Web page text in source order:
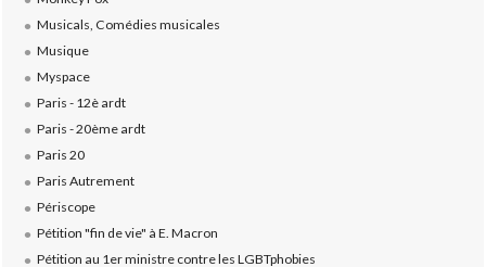
Musicals, Comédies musicales
Musique
Myspace
Paris - 12è ardt
Paris - 20ème ardt
Paris 20
Paris Autrement
Périscope
Pétition "fin de vie" à E. Macron
Pétition au 1er ministre contre les LGBTphobies